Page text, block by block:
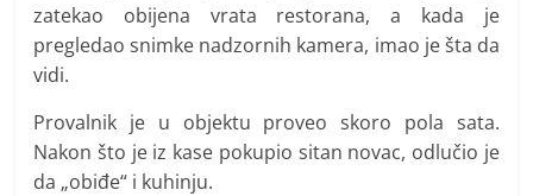
zatekao obijena vrata restorana, a kada je
pregledao snimke nadzornih kamera, imao je šta da
vidi.
Provalnik je u objektu proveo skoro pola sata.
Nakon što je iz kase pokupio sitan novac, odlučio je
da „obiđe“ i kuhinju.